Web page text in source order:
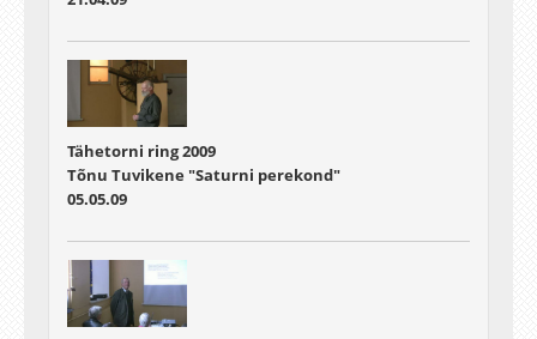
Tähetorni ring 2009
Tõnu Tuvikene "Saturni perekond"
05.05.09